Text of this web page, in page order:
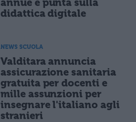
annue e punta sulla
didattica digitale
NEWS SCUOLA
Valditara annuncia
assicurazione sanitaria
gratuita per docenti e
mille assunzioni per
insegnare l'italiano agli
stranieri